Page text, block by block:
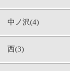
中ノ沢(4)
西(3)